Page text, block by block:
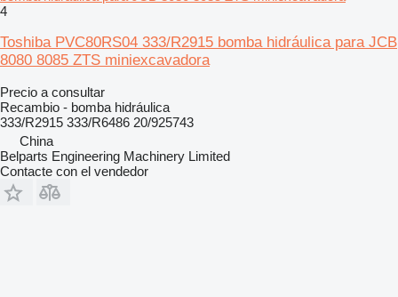
4
Toshiba PVC80RS04 333/R2915 bomba hidráulica para JCB
8080 8085 ZTS miniexcavadora
Precio a consultar
Recambio - bomba hidráulica
333/R2915 333/R6486 20/925743
China
Belparts Engineering Machinery Limited
Contacte con el vendedor